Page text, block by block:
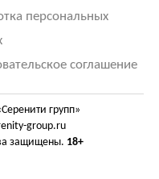
персональных
соглашение
групп»
group.ru
защищены. 18+